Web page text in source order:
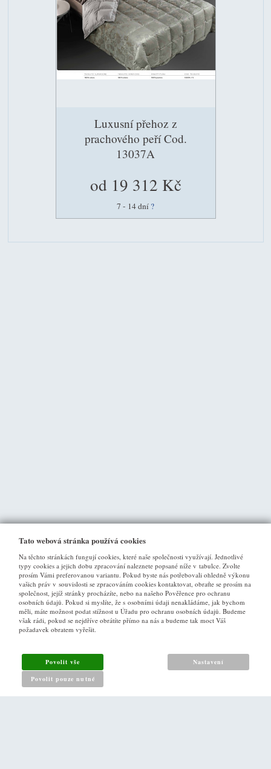
Luxusní přehoz z
prachového peří Cod.
13037A
od 19 312 Kč
7 - 14 dní ?
VŠE O NÁKUPU
Jak nakupovat
Reklamační řád
Zásady pro nakládání s osobními údaji
Tato webová stránka používá cookies
Na těchto stránkách fungují cookies, které naše společnosti využívají. Jednotlivé
typy cookies a jejich dobu zpracování naleznete popsané níže v tabulce. Zvolte
prosím Vámi preferovanou variantu. Pokud byste nás potřebovali ohledně výkonu
vašich práv v souvislosti se zpracováním cookies kontaktovat, obraťte se prosím na
společnost, jejíž stránky procházíte, nebo na našeho Pověřence pro ochranu
osobních údajů. Pokud si myslíte, že s osobními údaji nenakládáme, jak bychom
měli, máte možnost podat stížnost u Úřadu pro ochranu osobních údajů. Budeme
však rádi, pokud se nejdříve obrátíte přímo na nás a budeme tak moct Váš
požadavek obratem vyřešit.
Povolit vše
Povolit pouze nutné
Nastavení